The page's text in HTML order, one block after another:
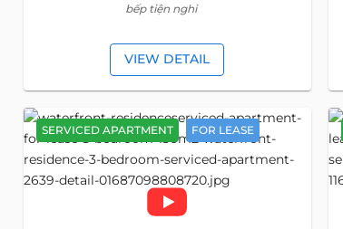
bếp tiện nghi
VIEW DETAIL
SERVICED APARTMENT FOR LEASE